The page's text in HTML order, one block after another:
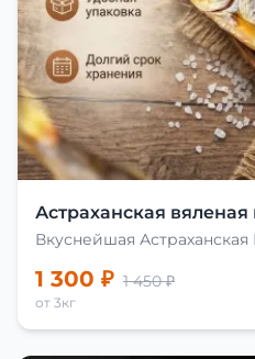
Астраханская вяленая
Вкуснейшая Астраханская
1 300 ₽ 1 450 ₽
от 3кг